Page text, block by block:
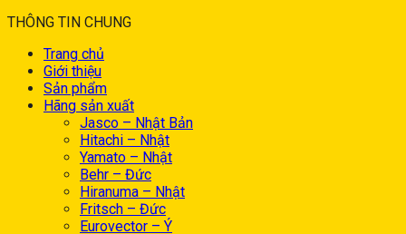
THÔNG TIN CHUNG
Trang chủ
Giới thiệu
Sản phẩm
Hãng sản xuất
Jasco – Nhật Bản
Hitachi – Nhật
Yamato – Nhật
Behr – Đức
Hiranuma – Nhật
Fritsch – Đức
Eurovector – Ý